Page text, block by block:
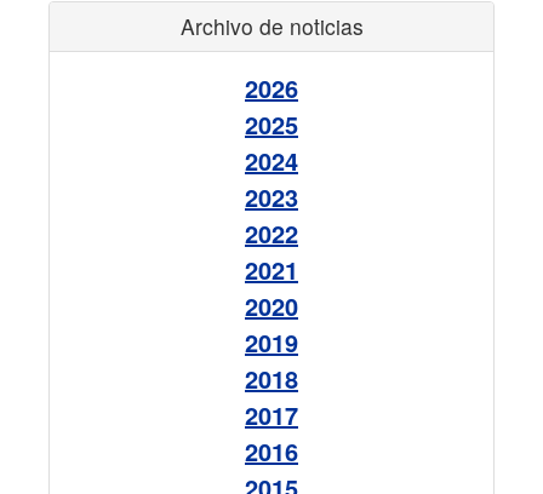
Archivo de noticias
2026
2025
2024
2023
2022
2021
2020
2019
2018
2017
2016